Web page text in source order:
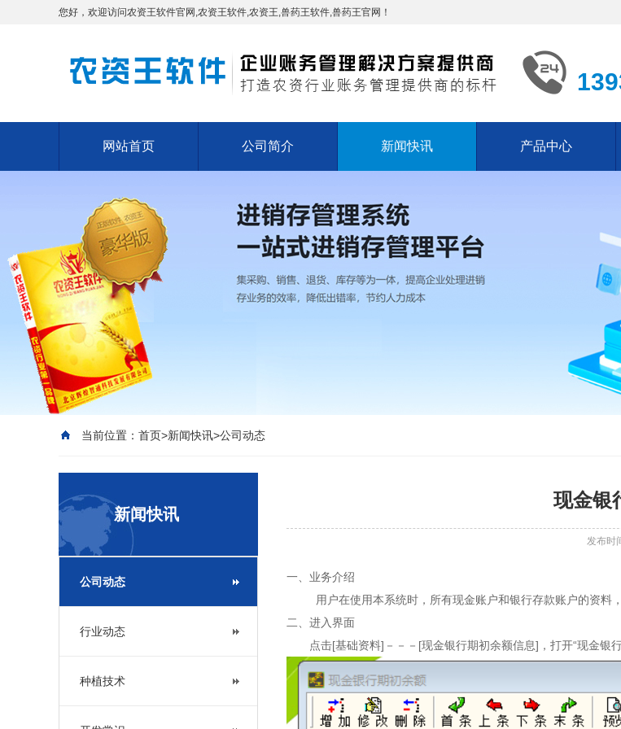
您好，欢迎访问农资王软件官网,农资王软件,农资王,兽药王软件,兽药王官网！
网站首页 公司简介 新闻快讯 产品中心
当前位置： 首页>新闻快讯>公司动态
新闻快讯
公司动态
行业动态
种植技术
现金银
发布时
一、业务介绍
用户在使用本系统时，所有现金账户和银行存款账户的资料，
二、进入界面
点击[基础资料]－－－[现金银行期初余额信息]，打开“现金银行